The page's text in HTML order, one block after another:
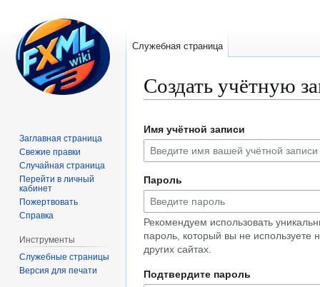
Создать учётную
к
навигации
к
поиску
Имя учётной записи
Пароль
Рекомендуем использовать
пароль, который вы не используете
других сайтах.
Подтвердите пароль
Служебная страница
Заглавная страница
Свежие правки
Случайная страница
Перейти в личный
кабинет
Пожертвовать
Справка
Инструменты
Служебные страницы
Версия для печати